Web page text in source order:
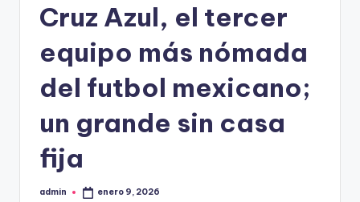
Cruz Azul, el tercer
equipo más nómada
del futbol mexicano;
un grande sin casa
fija
Publicado
admin enero 9, 2026